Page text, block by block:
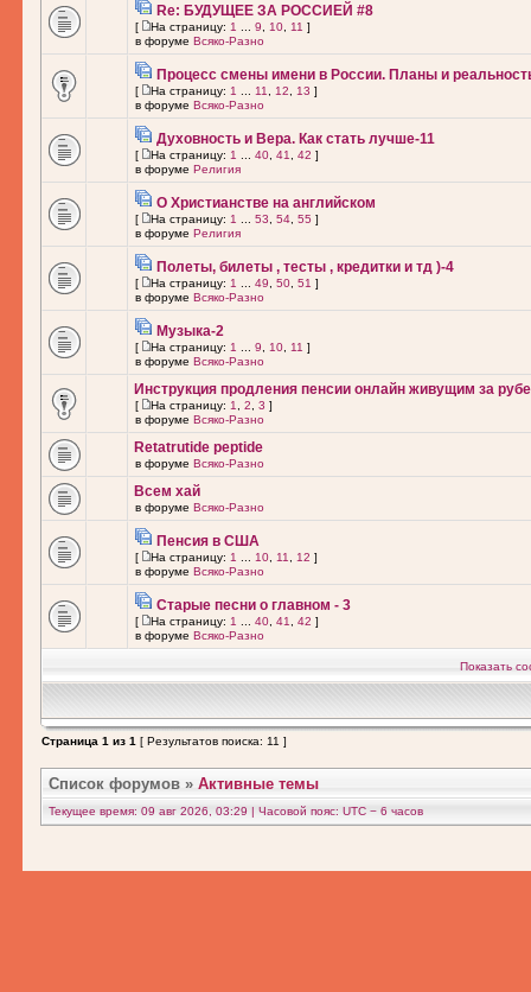
Re: БУДУЩЕЕ ЗА РОССИЕЙ #8
[ На страницу: 1 9 10 11 ]
в форуме Всяко-Разно
Процесс смены имени в России. Планы и
[ На страницу: 1 11 12 13 ]
в форуме Всяко-Разно
Духовность и Вера. Как стать лучше-11
[ На страницу: 1 40 41 42 ]
в форуме Религия
О Христианстве на английском
[ На страницу: 1 53 54 55 ]
в форуме Религия
Полеты, билеты , тесты , кредитки и тд )-4
[ На страницу: 1 49 50 51 ]
в форуме Всяко-Разно
Музыка-2
[ На страницу: 1 9 10 11 ]
в форуме Всяко-Разно
Инструкция продления пенсии онлайн живущим за
[ На страницу: 1 2 3 ]
в форуме Всяко-Разно
Retatrutide peptide
в форуме Всяко-Разно
Всем хай
в форуме Всяко-Разно
Пенсия в США
[ На страницу: 1 10 11 12 ]
в форуме Всяко-Разно
Старые песни о главном - 3
[ На страницу: 1 40 41 42 ]
в форуме Всяко-Разно
Показать
Страница 1 из 1 [ Результатов поиска: 11 ]
Список форумов » Активные темы
Текущее время: 09 авг 2026, 03:29 | Часовой пояс: UTC − 6 часов